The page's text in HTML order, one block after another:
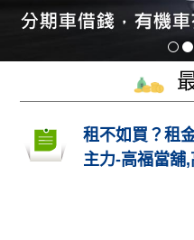
租不如買？租
主力-高福當舖